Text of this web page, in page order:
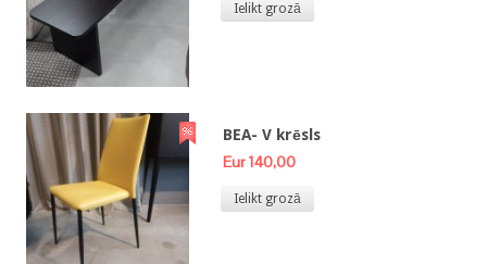
Ielikt grozā
BEA- V krēsls
Eur 140,00
Ielikt grozā